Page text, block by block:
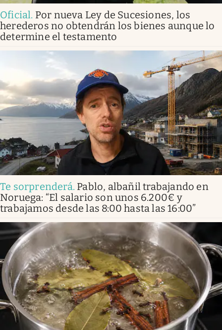
Oficial. Por nueva Ley de Sucesiones, los
herederos no obtendrán los bienes aunque lo
determine el testamento
Te sorprenderá. Pablo, albañil trabajando en
Noruega: “El salario son unos 6.200€ y
trabajamos desde las 8:00 hasta las 16:00”